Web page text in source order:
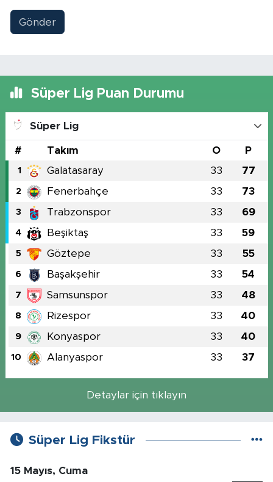
Gönder
Süper Lig Puan Durumu
Süper Lig
# Takım O P
1 Galatasaray 33 77
2 Fenerbahçe 33 73
3 Trabzonspor 33 69
4 Beşiktaş 33 59
5 Göztepe 33 55
6 Başakşehir 33 54
7 Samsunspor 33 48
8 Rizespor 33 40
9 Konyaspor 33 40
10 Alanyaspor 33 37
Detaylar için tıklayın
Süper Lig Fikstür
15 Mayıs, Cuma